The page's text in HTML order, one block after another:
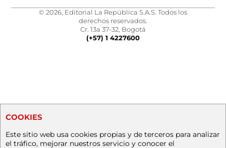
© 2026, Editorial La República S.A.S. Todos los
derechos reservados.
Cr. 13a 37-32, Bogotá
(+57) 1 4227600
COOKIES
Este sitio web usa cookies propias y de terceros para analizar
el tráfico, mejorar nuestros servicio y conocer el